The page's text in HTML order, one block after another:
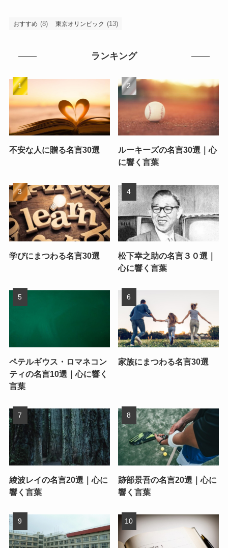
おすすめ (8) 東京オリンピック (13)
ランキング
不安な人に贈る名言30選
ルーキーズの名言30選｜心
に響く言葉
学びにまつわる名言30選
松下幸之助の名言３０選｜
心に響く言葉
ペテルギウス・ロマネコン
ティの名言10選｜心に響く
言葉
家族にまつわる名言30選
綾波レイの名言20選｜心に
響く言葉
跡部景吾の名言20選｜心に
響く言葉